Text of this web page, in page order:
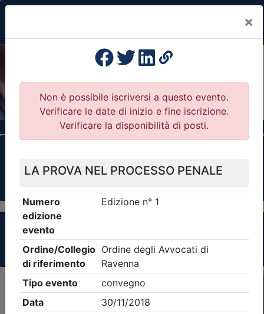
×
Previous
Il portale della formazione per Ordini e
Clicca qui - espandi la sezione dei filtri ricerca
eventi
Criteri di ricerca applicati: